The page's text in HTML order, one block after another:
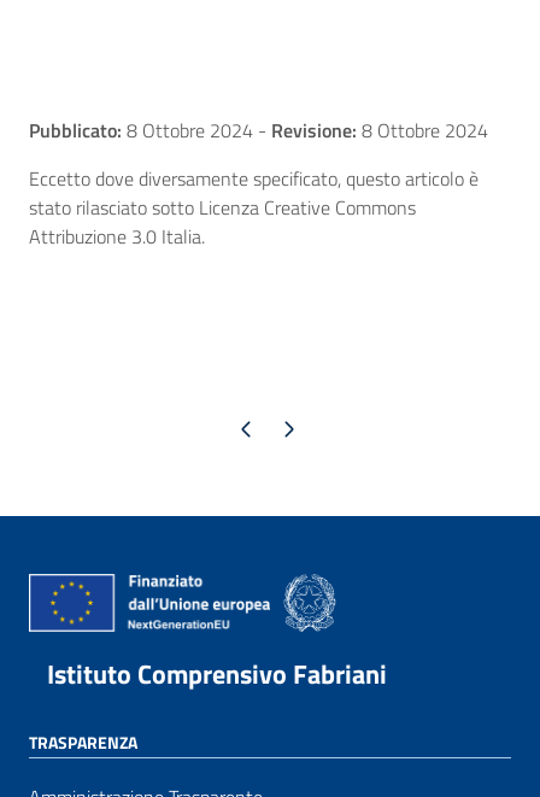
Pubblicato: 8 Ottobre 2024 - Revisione: 8 Ottobre 2024
Eccetto dove diversamente specificato, questo articolo è
stato rilasciato sotto Licenza Creative Commons
Attribuzione 3.0 Italia.
Pagina precedente
Pagina successiva
Istituto Comprensivo Fabriani
TRASPARENZA